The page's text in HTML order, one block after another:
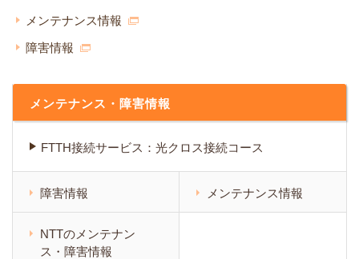
メンテナンス情報
障害情報
メンテナンス・障害情報
FTTH接続サービス：光クロス接続コース
障害情報 メンテナンス情報
NTTのメンテナン
ス・障害情報